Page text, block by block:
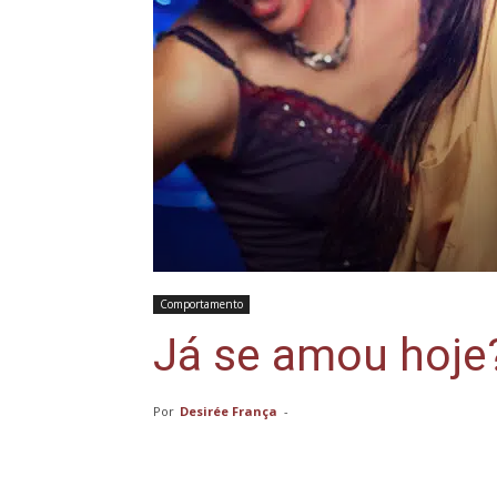
Comportamento
Já se amou
Por Desirée França -